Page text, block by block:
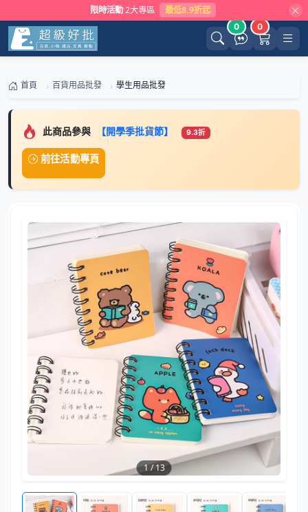
限時活動 2大專區 最低8.9折起
0 0
首頁 百貨用品批發 學生用品批發
此商品參與 【開學季批貨節】 9.3折
前往活動專頁
1/13